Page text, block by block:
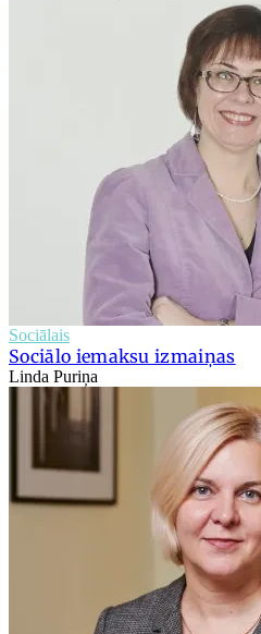
Sociālais
Sociālo iemaksu izmaiņas
Linda Puriņa